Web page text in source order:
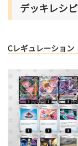
デッキレシピ
Cレギュレーション